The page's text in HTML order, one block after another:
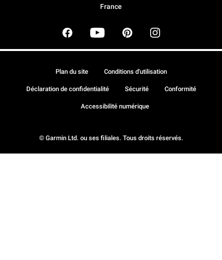
France
© Garmin Ltd. ou ses filiales. Tous droits réservés.
Plan du site Conditions d'utilisation
Déclaration de confidentialité Sécurité Conformité
Accessibilité numérique